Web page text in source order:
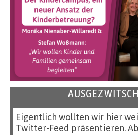
Eigentlich wollten wir hier
Twitter-Feed präsentieren.